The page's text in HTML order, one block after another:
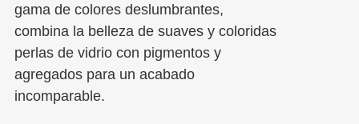
gama de colores deslumbrantes,
combina la belleza de suaves y coloridas
perlas de vidrio con pigmentos y
agregados para un acabado
incomparable.